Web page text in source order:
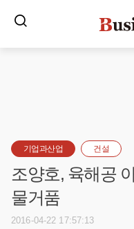
기업과산업 건설
조양호, 육해공
물거품
2016-04-22 17:57:13